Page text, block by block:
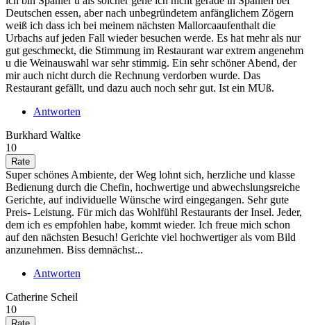
Deutschen essen, aber nach unbegründetem anfänglichem Zögern
weiß ich dass ich bei meinem nächsten Mallorcaaufenthalt die
Urbachs auf jeden Fall wieder besuchen werde. Es hat mehr als nur
gut geschmeckt, die Stimmung im Restaurant war extrem angenehm
u die Weinauswahl war sehr stimmig. Ein sehr schöner Abend, der
mir auch nicht durch die Rechnung verdorben wurde. Das
Restaurant gefällt, und dazu auch noch sehr gut. Ist ein MUß.
Antworten
Burkhard Waltke
10
Super schönes Ambiente, der Weg lohnt sich, herzliche und klasse
Bedienung durch die Chefin, hochwertige und abwechslungsreiche
Gerichte, auf individuelle Wünsche wird eingegangen. Sehr gute
Preis- Leistung. Für mich das Wohlfühl Restaurants der Insel. Jeder,
dem ich es empfohlen habe, kommt wieder. Ich freue mich schon
auf den nächsten Besuch! Gerichte viel hochwertiger als vom Bild
anzunehmen. Biss demnächst...
Antworten
Catherine Scheil
10